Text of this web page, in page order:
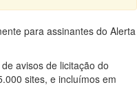
para assinantes do Alerta
avisos de licitação do
sites, e incluímos em